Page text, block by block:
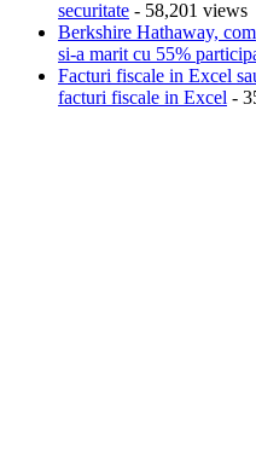
securitate - 58,201 views
Berkshire Hathaway,
si-a marit cu 55%
Facturi fiscale in Excel
facturi fiscale in Excel -